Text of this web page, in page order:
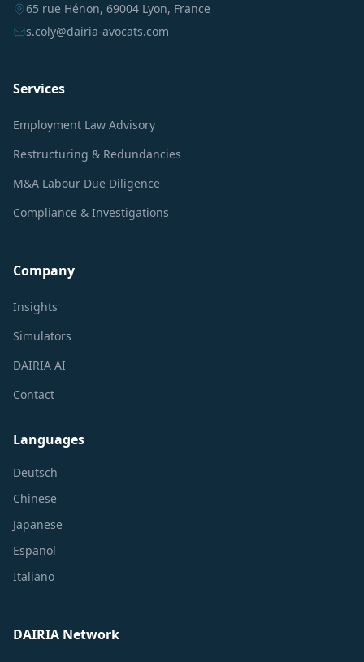
65 rue Hénon, 69004 Lyon, France
s.coly@dairia-avocats.com
Services
Employment Law Advisory
Restructuring & Redundancies
M&A Labour Due Diligence
Compliance & Investigations
Company
Insights
Simulators
DAIRIA AI
Contact
Languages
Deutsch
Chinese
Japanese
Espanol
Italiano
DAIRIA Network